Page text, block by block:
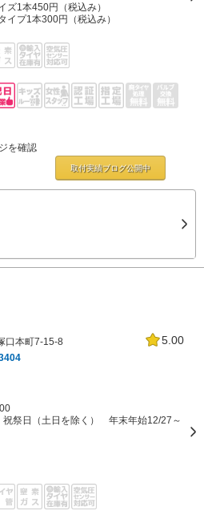
ズ1本450円（税込み）
イプ1本300円（税込み）
を確認
取付実績ブログ公開中
5.00
口本町7-15-8
祝祭日（土日を除く） 年末年始12/27～